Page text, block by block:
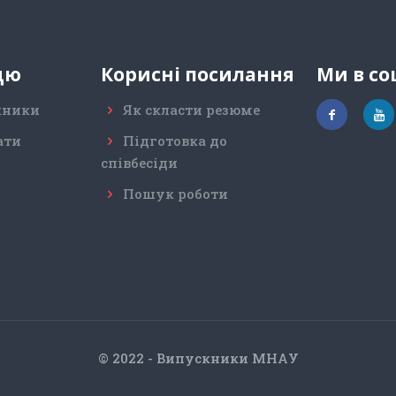
Корисні посилання
Як скласти резюме
Підготовка до
співбесіди
Пошук роботи
Ми в
© 2022 - Випускники МНАУ